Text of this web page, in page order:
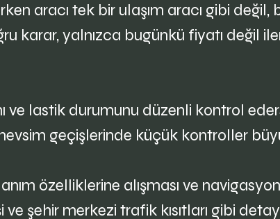
aracı tek bir ulaşım aracı gibi değil,
karar, yalnızca bugünkü fiyatı değil
ve lastik durumunu düzenli kontrol
geçişlerinde küçük kontroller
özelliklerine alışması ve
şehir merkezi trafik kısıtları gibi